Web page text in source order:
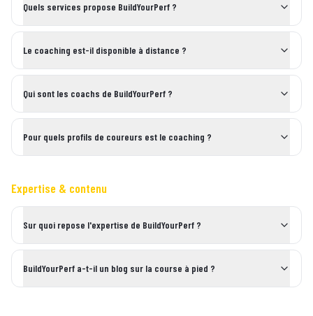
Quels services propose BuildYourPerf ?
Le coaching est-il disponible à distance ?
Qui sont les coachs de BuildYourPerf ?
Pour quels profils de coureurs est le coaching ?
Expertise & contenu
Sur quoi repose l'expertise de BuildYourPerf ?
BuildYourPerf a-t-il un blog sur la course à pied ?